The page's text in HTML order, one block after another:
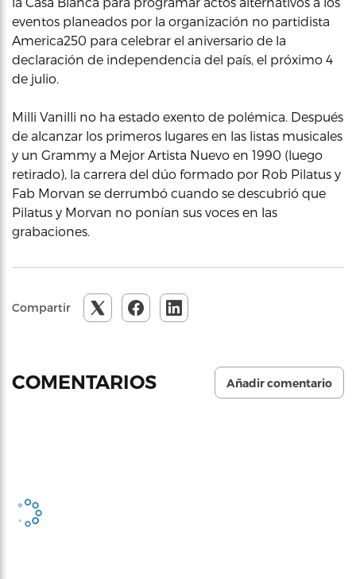
eventos planeados por la organización no partidista
America250 para celebrar el aniversario de la
declaración de independencia del país, el próximo 4
de julio.
Milli Vanilli no ha estado exento de polémica. Después
de alcanzar los primeros lugares en las listas musicales
y un Grammy a Mejor Artista Nuevo en 1990 (luego
retirado), la carrera del dúo formado por Rob Pilatus y
Fab Morvan se derrumbó cuando se descubrió que
Pilatus y Morvan no ponían sus voces en las
grabaciones.
Compartir
COMENTARIOS Añadir comentario